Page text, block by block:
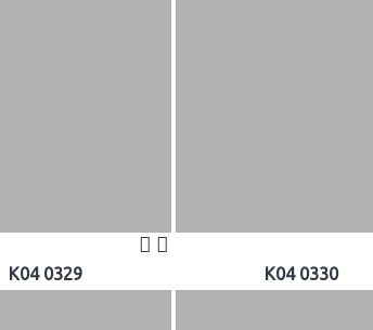
K04 0329 K04 0330